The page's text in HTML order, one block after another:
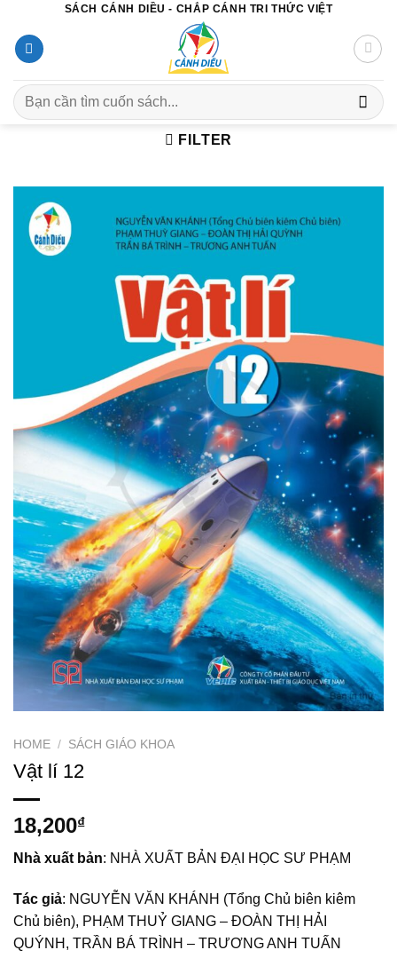
đến
nội
dung
SÁCH CÁNH DIỀU - CHẮP CÁNH TRI THỨC VIỆT
Search
for:
FILTER
HOME / SÁCH GIÁO KHOA
Vật lí 12
18,200₫
Nhà xuất bản: NHÀ XUẤT BẢN ĐẠI HỌC SƯ PHẠM
Tác giả: NGUYỄN VĂN KHÁNH (Tổng Chủ biên kiêm
Chủ biên), PHẠM THUỶ GIANG – ĐOÀN THỊ HẢI
QUÝNH, TRẦN BÁ TRÌNH – TRƯƠNG ANH TUẤN